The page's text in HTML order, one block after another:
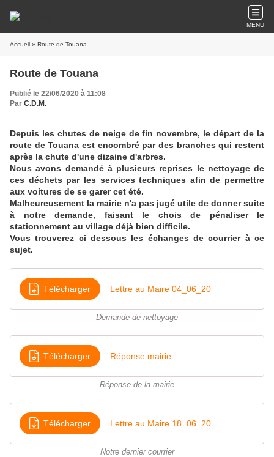
MENU
Accueil » Route de Touana
Route de Touana
Publié le 22/06/2020 à 11:08
Par C.D.M.
Depuis les chutes de neige de fin novembre, le départ de la
route de Touana est encombré par des branches qui restent
après la chute d'une dizaine d'arbres.
Nous avons demandé à plusieurs reprises le nettoyage de
ces déchets par les services techniques afin de permettre
aux voitures de se garer cet été.
Malheureusement la mairie n'a pas jugé utile de donner suite
à notre demande, faisant le chois de pénaliser le
stationnement au village déjà bien difficile.
Vous trouverez ci dessous les échanges de courrier à ce
sujet.
Télécharger Lettre au Maire 04_06_20
Demande de nettoyage
Télécharger Réponse mairie
Réponse de la mairie
Télécharger Lettre au Maire 18_06_20
Notre dernier courrier